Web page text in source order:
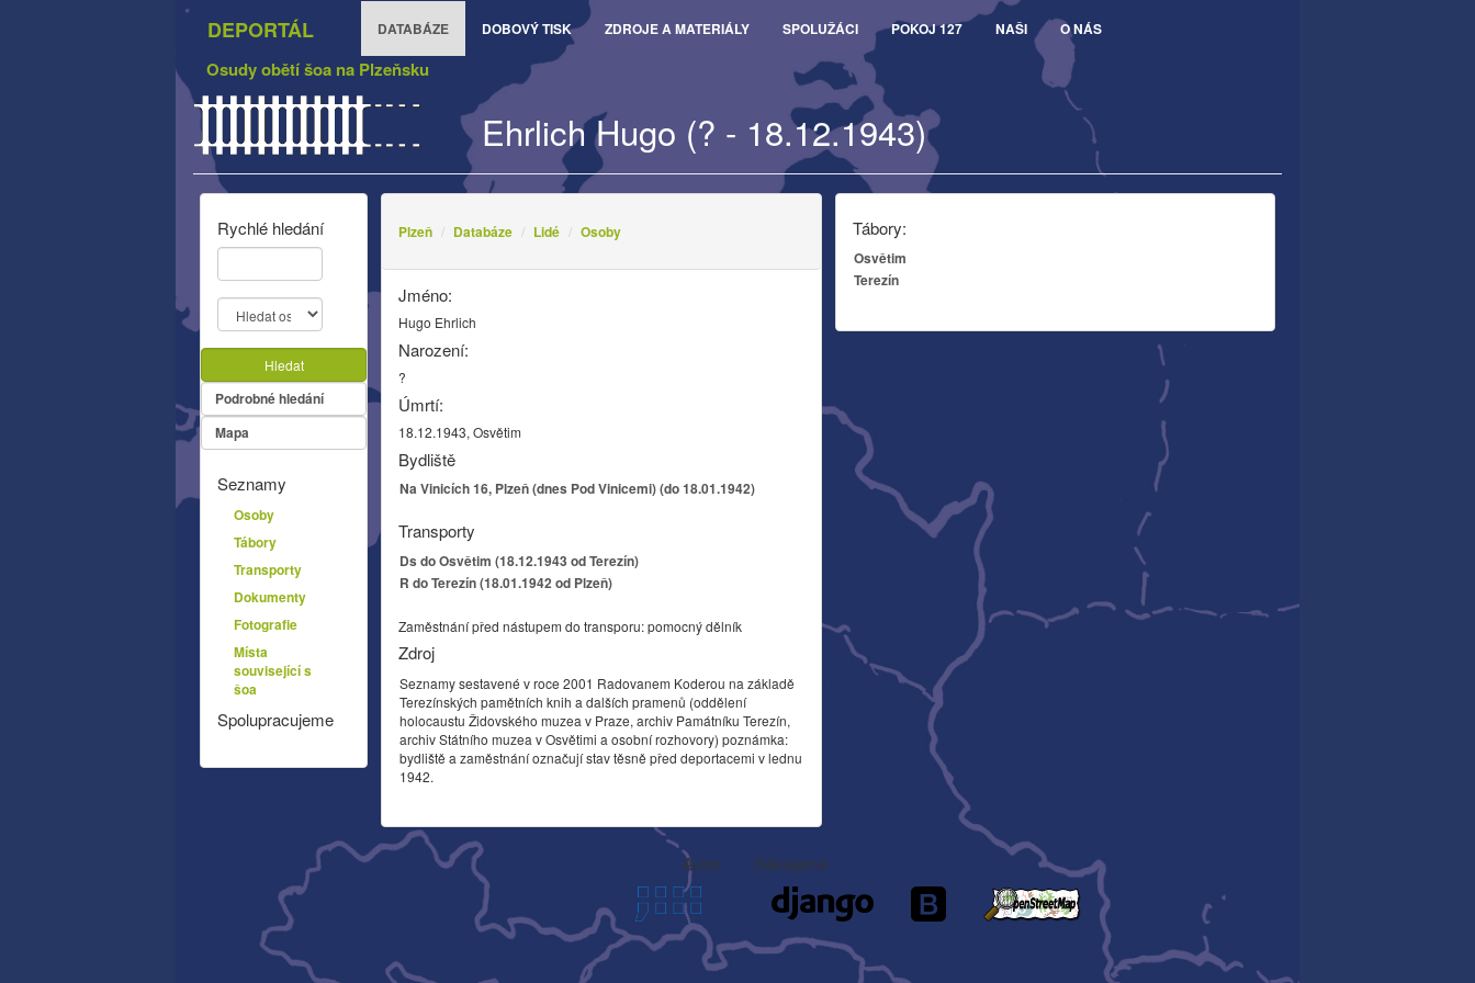
DEPORTÁL DATABÁZE DOBOVÝ TISK ZDROJE A MATERIÁLY SPOLUŽÁCI POKOJ 127 NAŠI O NÁS
Osudy obětí šoa na Plzeňsku
Ehrlich Hugo (? - 18.12.1943)
Tábory:
Osvětim
Terezín
Plzeň Databáze Lidé Osoby
Jméno:
Hugo Ehrlich
Narození:
?
Úmrtí:
18.12.1943, Osvětim
Bydliště
Na Vinicích 16, Plzeň (dnes Pod Vinicemi) (do 18.01.1942)
Transporty
Ds do Osvětim (18.12.1943 od Terezín)
R do Terezín (18.01.1942 od Plzeň)
Zaměstnání před nástupem do transporu: pomocný dělník
Zdroj
Seznamy sestavené v roce 2001 Radovanem Koderou na základě
Terezínských pamětních knih a dalších pramenů (oddělení
holocaustu Židovského muzea v Praze, archiv Památníku Terezín,
archiv Státního muzea v Osvětimi a osobní rozhovory) poznámka:
bydliště a zaměstnání označují stav těsně před deportacemi v lednu
1942.
Rychlé hledání
Hledat
Podrobné hledání
Mapa
Seznamy
Osoby
Tábory
Transporty
Dokumenty
Fotografie
Místa
související s
šoa
Spolupracujeme
Autor Děkujeme